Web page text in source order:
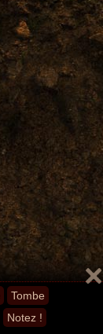
Tombe
Notez !